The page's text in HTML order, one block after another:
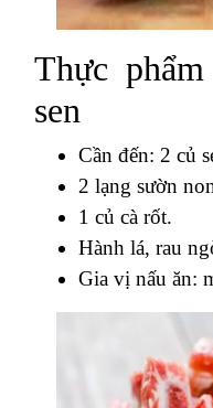
Thực
sen
Cần đến: 2 củ
2 lạng sườn
1 củ cà rốt.
Hành lá, rau
Gia vị nấu ăn: